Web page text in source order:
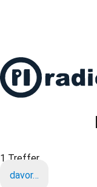
1 Treffer
davor…